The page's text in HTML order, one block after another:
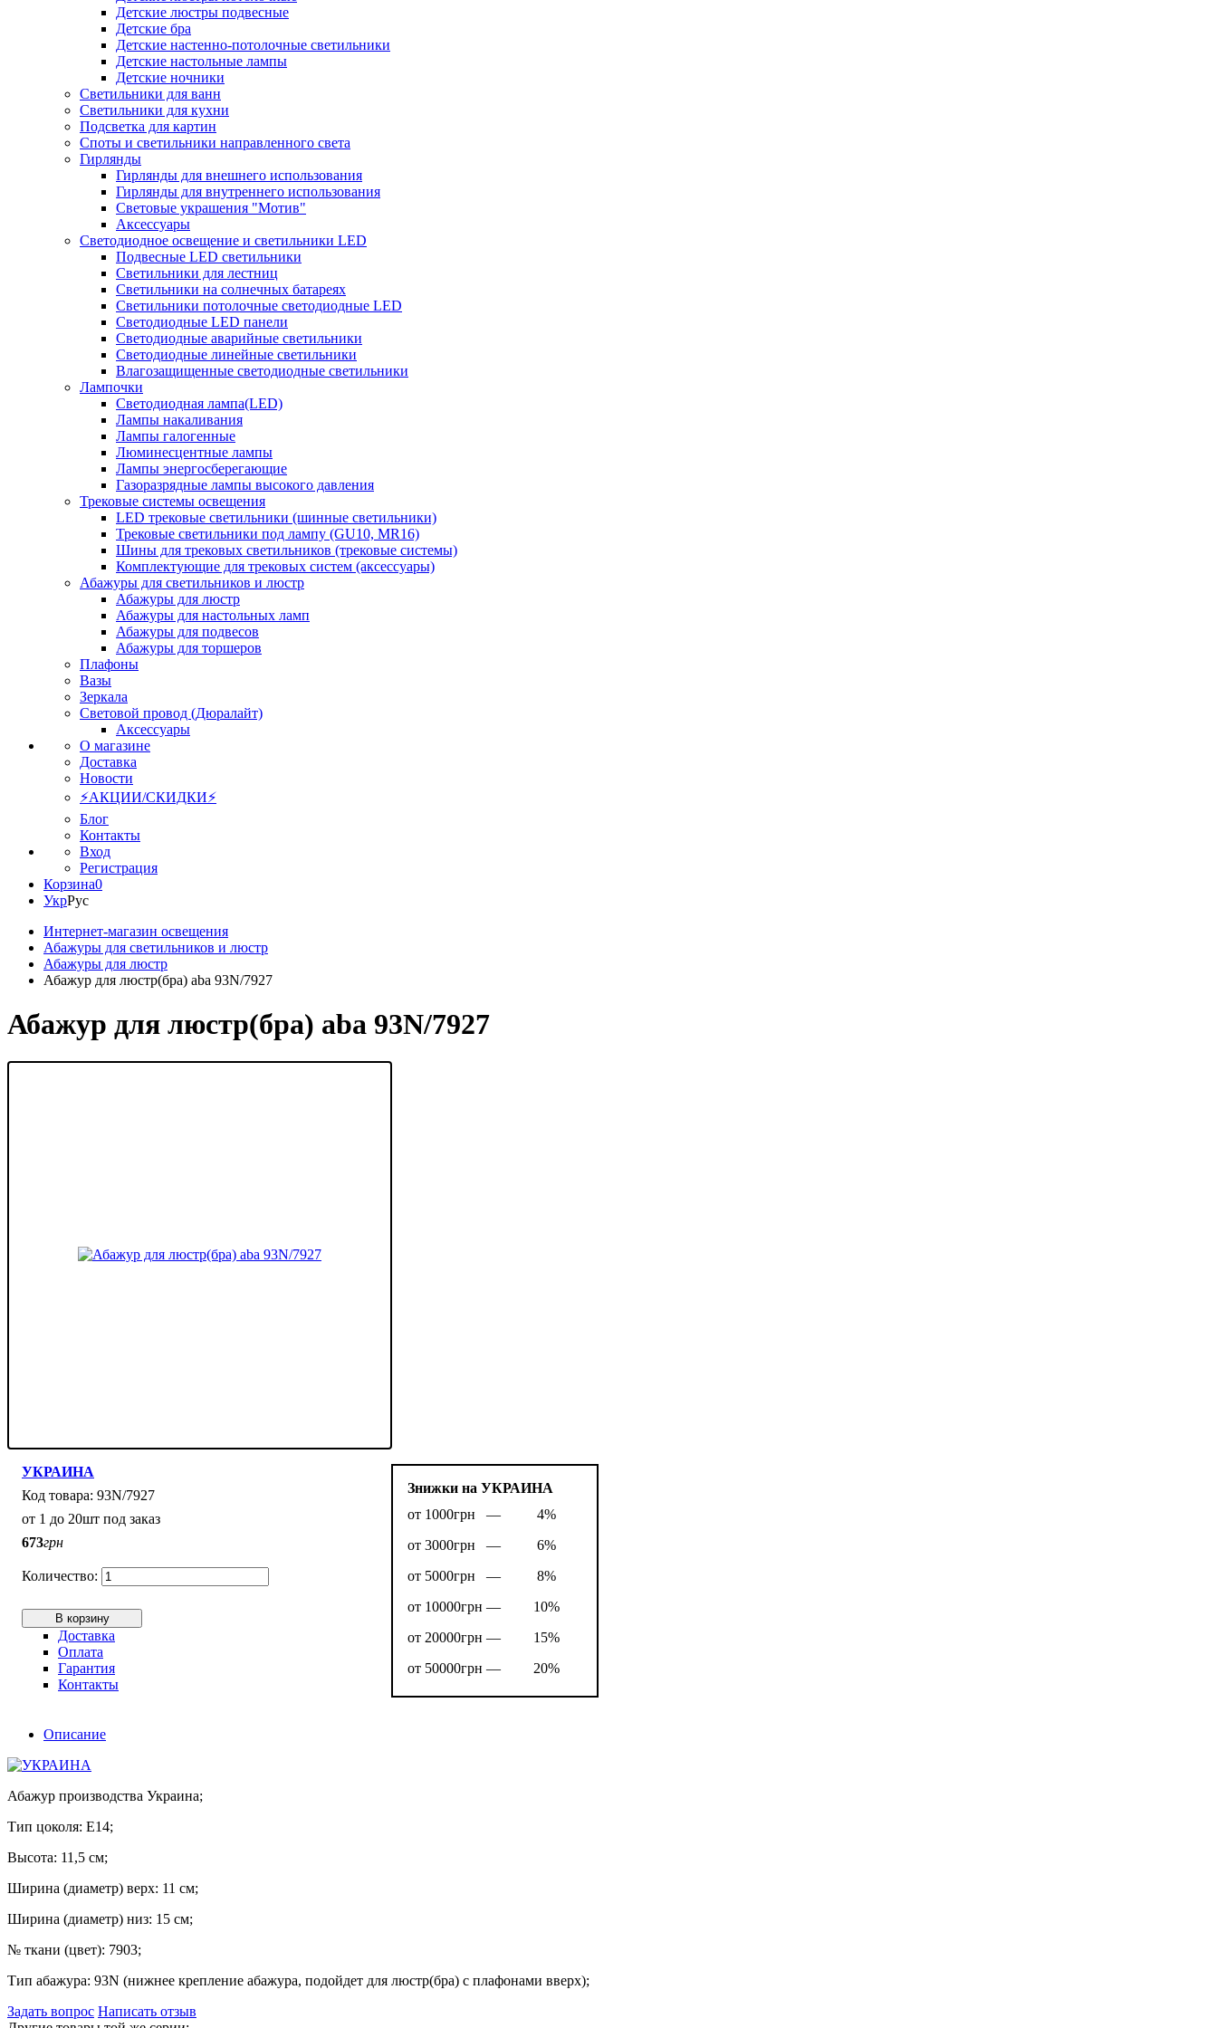
Детские люстры подвесные
Детские бра
Детские настенно-потолочные светильники
Детские настольные лампы
Детские ночники
Светильники для ванн
Светильники для кухни
Подсветка для картин
Споты и светильники направленного света
Гирлянды
Гирлянды для внешнего использования
Гирлянды для внутреннего использования
Световые украшения "Мотив"
Аксессуары
Светодиодное освещение и светильники LED
Подвесные LED светильники
Светильники для лестниц
Светильники на солнечных батареях
Светильники потолочные светодиодные LED
Светодиодные LED панели
Светодиодные аварийные светильники
Светодиодные линейные светильники
Влагозащищенные светодиодные светильники
Лампочки
Светодиодная лампа(LED)
Лампы накаливания
Лампы галогенные
Люминесцентные лампы
Лампы энергосберегающие
Газоразрядные лампы высокого давления
Трековые системы освещения
LED трековые светильники (шинные светильники)
Трековые светильники под лампу (GU10, MR16)
Шины для трековых светильников (трековые системы)
Комплектующие для трековых систем (аксессуары)
Абажуры для светильников и люстр
Абажуры для люстр
Абажуры для настольных ламп
Абажуры для подвесов
Абажуры для торшеров
Плафоны
Вазы
Зеркала
Световой провод (Дюралайт)
Аксессуары
О магазине
Доставка
Новости
⚡АКЦИИ/СКИДКИ⚡
Блог
Контакты
Вход
Регистрация
Корзина0
УкрРус
Интернет-магазин освещения
Абажуры для светильников и люстр
Абажуры для люстр
Абажур для люстр(бра) aba 93N/7927
Абажур для люстр(бра) aba 93N/7927
Знижки на УКРАИНА
от 1000грн —
4%
от 3000грн —
6%
от 5000грн —
8%
от 10000грн —
10%
от 20000грн —
15%
от 50000грн —
20%
УКРАИНА
93N/7927
от 1 до 20шт под заказ
673грн
В корзину
Доставка
Оплата
Гарантия
Контакты
Описание
Абажур производства Украина;
Тип цоколя: E14;
Высота: 11,5 см;
Ширина (диаметр) верх: 11 см;
Ширина (диаметр) низ: 15 см;
№ ткани (цвет): 7903;
Тип абажура: 93N (нижнее крепление абажура, подойдет для люстр(бра) с плафонами вверх);
Задать вопрос Написать отзыв